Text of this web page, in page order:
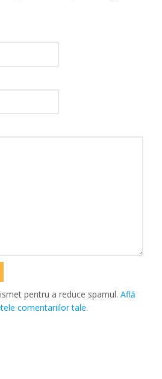
pentru a reduce spamul.Află
comentariilor tale.